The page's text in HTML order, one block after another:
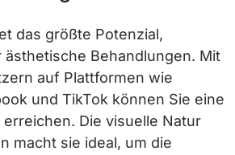
das größte Potenzial,
Behandlungen. Mit
auf Plattformen wie
und TikTok können Sie eine
Die visuelle Natur
macht sie ideal, um die